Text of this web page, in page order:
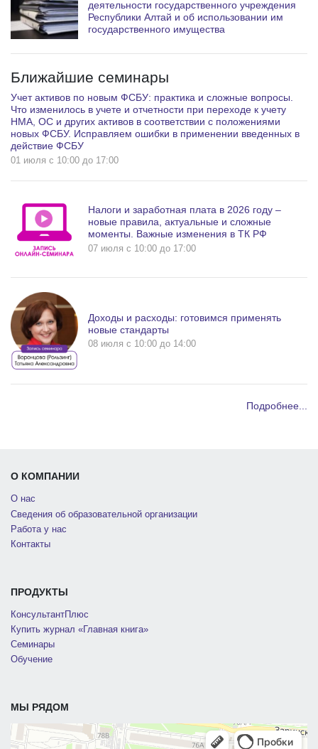
деятельности государственного учреждения
Республики Алтай и об использовании им
государственного имущества
Ближайшие семинары
Учет активов по новым ФСБУ: практика и сложные вопросы.
Что изменилось в учете и отчетности при переходе к учету
НМА, ОС и других активов в соответствии с положениями
новых ФСБУ. Исправляем ошибки в применении введенных в
действие ФСБУ
01 июля c 10:00 до 17:00
Налоги и заработная плата в 2026 году –
новые правила, актуальные и сложные
моменты. Важные изменения в ТК РФ
07 июля c 10:00 до 17:00
Доходы и расходы: готовимся применять
новые стандарты
08 июля c 10:00 до 14:00
Подробнее...
О КОМПАНИИ
О нас
Сведения об образовательной организации
Работа у нас
Контакты
ПРОДУКТЫ
КонсультантПлюс
Купить журнал «Главная книга»
Семинары
Обучение
МЫ РЯДОМ